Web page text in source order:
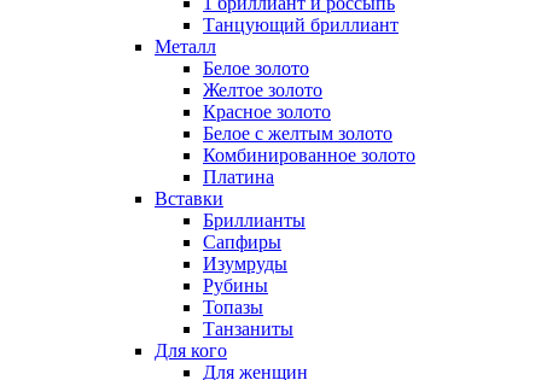
Танцующий бриллиант
Металл
Белое золото
Желтое золото
Красное золото
Белое с желтым золото
Комбинированное золото
Платина
Вставки
Бриллианты
Сапфиры
Изумруды
Рубины
Топазы
Танзаниты
Для кого
Для женщин